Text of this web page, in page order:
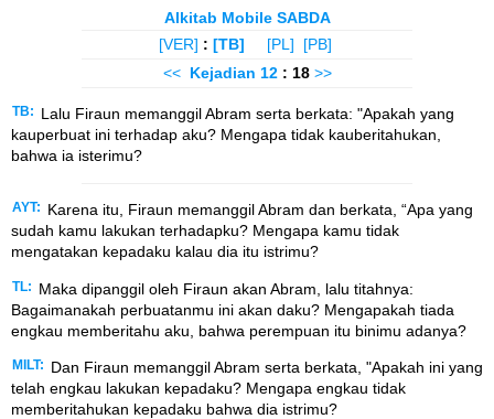
Alkitab Mobile SABDA
[VER] : [TB] [PL]
[PB]
<< Kejadian 12 : 18 >>
TB:
Lalu Firaun memanggil Abram serta berkata: "Apakah yang
kauperbuat ini terhadap aku? Mengapa tidak kauberitahukan,
bahwa ia isterimu?
AYT:
Karena itu, Firaun memanggil Abram dan berkata, “Apa yang
sudah kamu lakukan terhadapku? Mengapa kamu tidak
mengatakan kepadaku kalau dia itu istrimu?
TL:
Maka dipanggil oleh Firaun akan Abram, lalu titahnya:
Bagaimanakah perbuatanmu ini akan daku? Mengapakah tiada
engkau memberitahu aku, bahwa perempuan itu binimu adanya?
MILT:
Dan Firaun memanggil Abram serta berkata, "Apakah ini yang
telah engkau lakukan kepadaku? Mengapa engkau tidak
memberitahukan kepadaku bahwa dia istrimu?